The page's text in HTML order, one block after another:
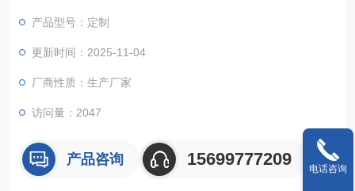
产品型号：定制
更新时间：2025-11-04
厂商性质：生产厂家
访问量：2047
产品咨询 15699777209
电话咨询